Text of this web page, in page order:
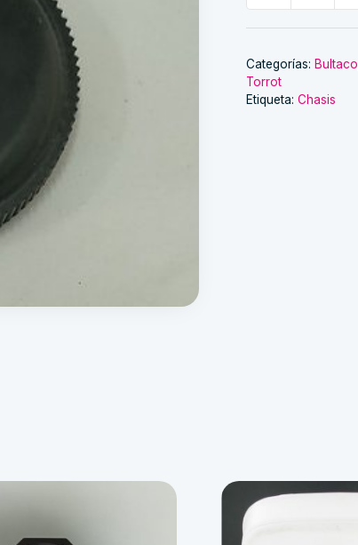
55mm
cantidad
Categorías: Bultaco
Torrot
Etiqueta: Chasis